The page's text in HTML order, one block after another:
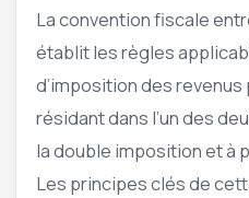
La convention fiscale
établit les règles
d’imposition des
résidant dans l’un des
la double imposition et à
Les principes clés de